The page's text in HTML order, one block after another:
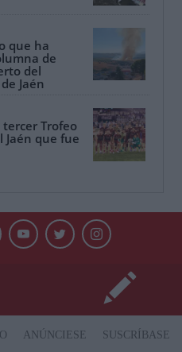
que ha
de
del
Jaén
tercer Trofeo
Jaén que fue
ANÚNCIESE
SUSCRÍBASE